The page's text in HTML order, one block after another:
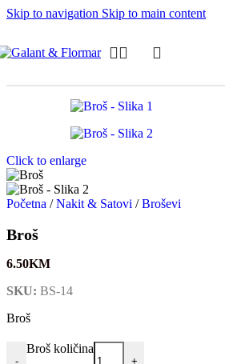
Skip to navigation Skip to main content
Click to enlarge
Početna / Nakit & Satovi / Broševi
Broš
6.50KM
SKU: BS-14
Broš
-
Broš količina
+